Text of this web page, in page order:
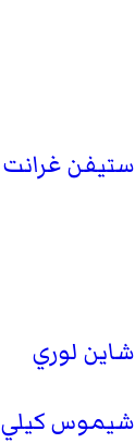
ستيفن غرانت
شاين لوري
شيموس كيلي